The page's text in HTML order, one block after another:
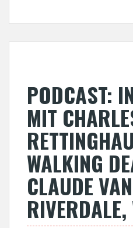
PODCAST:
MIT
WALKING
CLAUDE